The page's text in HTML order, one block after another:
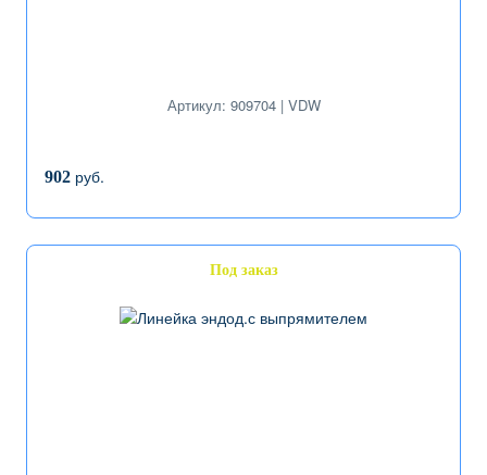
Артикул: 909704 | VDW
902 руб.
Под заказ